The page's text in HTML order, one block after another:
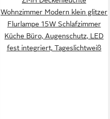
Wohnzimmer Modern klein glitzer
Flurlampe 15W Schlafzimmer
Küche Büro, Augenschutz, LED
fest integriert, Tageslichtweiß